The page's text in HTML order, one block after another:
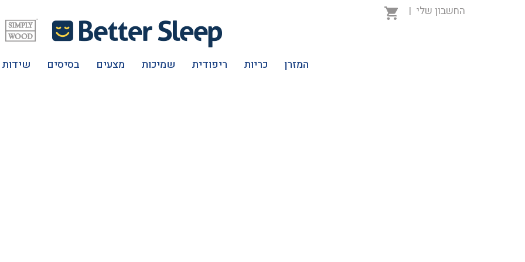
החשבון שלי |
המזרן כריות ריפודית שמיכות מצעים בסיסים שידות